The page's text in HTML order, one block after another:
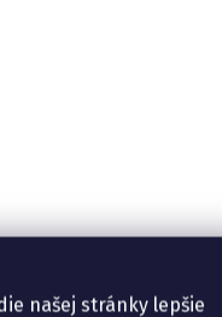
našej stránky lepšie